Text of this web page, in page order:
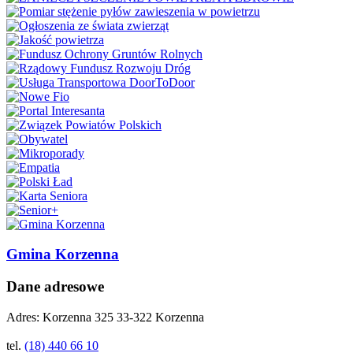
Gmina Korzenna
Dane adresowe
Adres: Korzenna 325 33-322 Korzenna
tel. (18) 440 66 10